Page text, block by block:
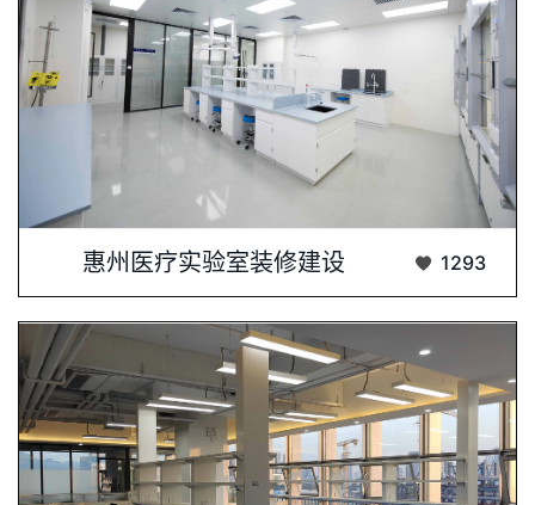
惠州医疗实验室装修建设 1293